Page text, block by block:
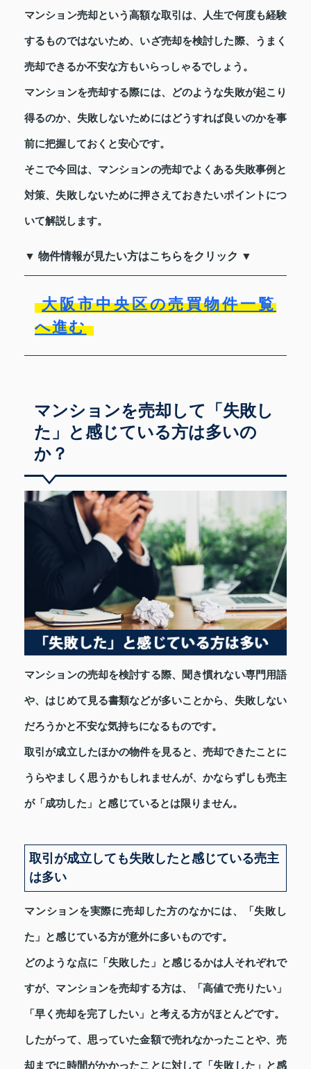
マンション売却という高額な取引は、人生で何度も経験
するものではないため、いざ売却を検討した際、うまく
売却できるか不安な方もいらっしゃるでしょう。
マンションを売却する際には、どのような失敗が起こり
得るのか、失敗しないためにはどうすれば良いのかを事
前に把握しておくと安心です。
そこで今回は、マンションの売却でよくある失敗事例と
対策、失敗しないために押さえておきたいポイントにつ
いて解説します。
▼ 物件情報が見たい方はこちらをクリック ▼
大阪市中央区の売買物件一覧
へ進む
マンションを売却して「失敗し
た」と感じている方は多いの
か？
マンションの売却を検討する際、聞き慣れない専門用語
や、はじめて見る書類などが多いことから、失敗しない
だろうかと不安な気持ちになるものです。
取引が成立したほかの物件を見ると、売却できたことに
うらやましく思うかもしれませんが、かならずしも売主
が「成功した」と感じているとは限りません。
取引が成立しても失敗したと感じている売主
は多い
マンションを実際に売却した方のなかには、「失敗し
た」と感じている方が意外に多いものです。
どのような点に「失敗した」と感じるかは人それぞれで
すが、マンションを売却する方は、「高値で売りたい」
「早く売却を完了したい」と考える方がほとんどです。
したがって、思っていた金額で売れなかったことや、売
却までに時間がかかったことに対して「失敗した」と感